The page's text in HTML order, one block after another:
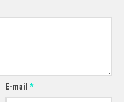
E-mail *